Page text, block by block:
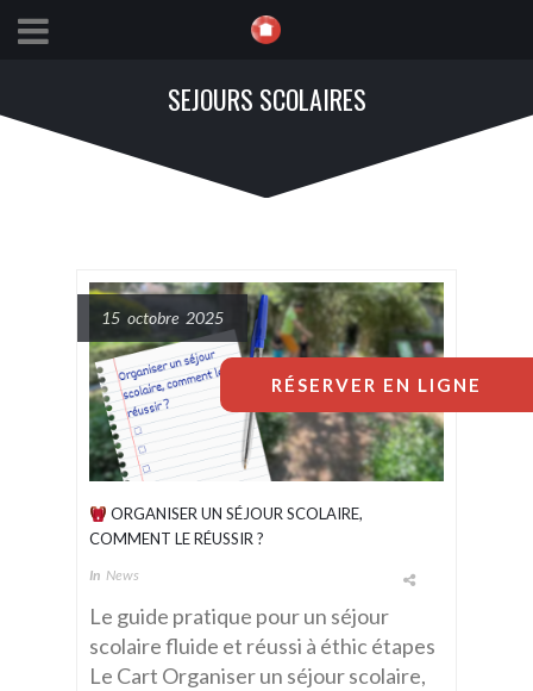
SEJOURS SCOLAIRES
15 octobre 2025
ORGANISER UN SÉJOUR SCOLAIRE,
COMMENT LE RÉUSSIR ?
In News
Le guide pratique pour un séjour
scolaire fluide et réussi à éthic étapes
Le Cart Organiser un séjour scolaire,
RÉSERVER EN LIGNE